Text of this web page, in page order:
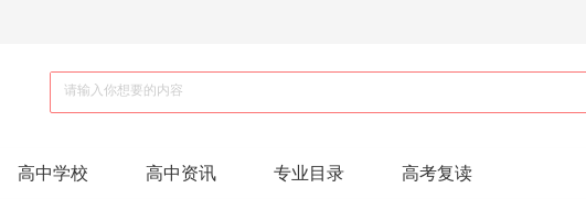
高中学校 高中资讯 专业目录 高考复读